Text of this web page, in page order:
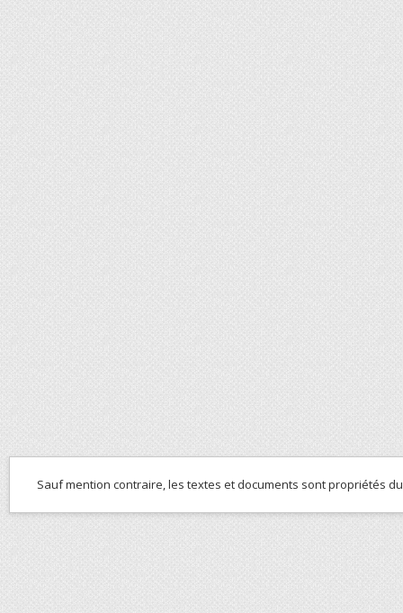
Sauf mention contraire, les textes et documents sont propriétés